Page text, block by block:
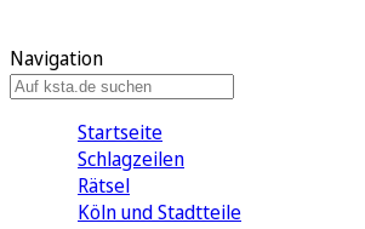
Navigation
Startseite
Schlagzeilen
Rätsel
Köln und Stadtteile